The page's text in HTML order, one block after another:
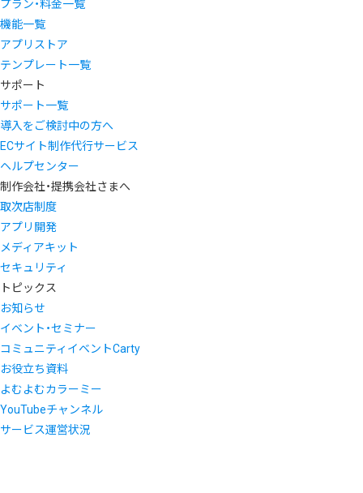
プラン・料金一覧
機能一覧
アプリストア
テンプレート一覧
サポート
サポート一覧
導入をご検討中の方へ
ECサイト制作代行サービス
ヘルプセンター
制作会社・提携会社さまへ
取次店制度
アプリ開発
メディアキット
セキュリティ
トピックス
お知らせ
イベント・セミナー
コミュニティイベントCarty
お役立ち資料
よむよむカラーミー
YouTubeチャンネル
サービス運営状況